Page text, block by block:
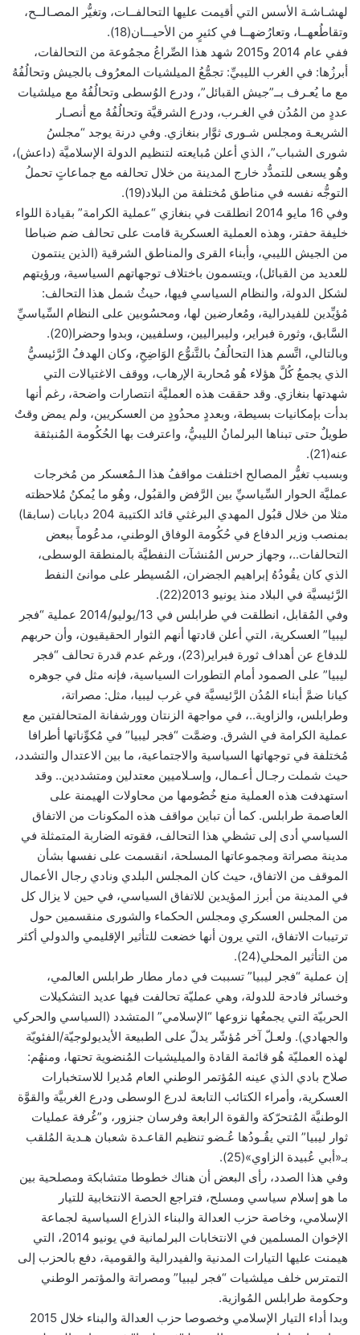
لهشـاشـة الأسس التي أقيمت عليها التحالفــات، وتغيُّر المصـالــح،
وتقاطُعهــا، وتعارُضهــا في كثيرٍ من الأحيـــان(18).
ففي عام 2014 و2015 شهد هذا الصِّراعُ مجمُوعة من التحالفات،
أبرزُها: في الغرب الليبيِّ: تجمُّعُ الميلشيات المعرُوف بالجيش وتحالُفُهُ
مع ما يُعـرف بــ”جيش القبائل”، ودرع الوُسطى وتحالُفُهُ مع ميلشيات
عددٍ من المُدُن في الغـرب، ودرع الشرقيَّة وتحالُفُهُ مع أنصـار
الشريعـة ومجلس شـورى ثوَّار بنغازي. وفي درنة يوجد “مجلسُ
شورى الشباب”، الذي أعلن مُبايعته لتنظيم الدولة الإسلاميَّة (داعش)،
وهُو يسعى للتمدُّد خارج المدينة من خلال تحالفه مع جماعاتٍ تحملُ
التوجُّه نفسه في مناطق مُختلفة من البلاد(19).
وفي 16 مايو 2014 انطلقت في بنغازي “عملية الكرامة” بقيادة اللواء
خليفة حفتر، وهذه العملية العسكرية قامت على تحالف ضم ضباطا
من الجيش الليبي، وأبناء القرى والمناطق الشرقية (الذين ينتمون
للعديد من القبائل)، ويتسمون باختلاف توجهاتهم السياسية، ورؤيتهم
لشكل الدولة، والنظام السياسي فيها، حيثُ شمل هذا التحالف:
مُؤيِّدين للفيدرالية، ومُعارضين لها، ومحسُوبين على النظام السِّياسيِّ
السَّابق، وثورة فبراير، وليبراليين، وسلفيين، وبدوا وحضرا(20).
وبالتالي، اتَّسم هذا التحالُفُ بالتَّنوُّع الوَاضِحِ، وكان الهدفُ الرَّئيسيُّ
الذي يجمعُ كُلَّ هؤلاء هُو مُحاربة الإرهاب، ووقف الاغتيالات التي
شهدتها بنغازي. وقد حققت هذه العمليَّة انتصارات واضحة، رغم أنها
بدأت بإمكانيات بسيطة، وبعددٍ محدُودٍ من العسكريين، ولم يمض وقتٌ
طويلٌ حتى تبناها البرلمانُ الليبيُّ، واعترفت بها الحُكُومة المُنبثقة
عنه(21).
وبسبب تغيُّر المصالح اختلفت مواقفُ هذا الـمُعسكر من مُخرجات
عمليَّة الحوار السِّياسيِّ بين الرَّفض والقبُول، وهُو ما يُمكنُ مُلاحظته
مثلا من خلال قبُول المهدي البرغثي قائد الكتيبة 204 دبابات (سابقا)
بمنصب وزير الدفاع في حُكُومة الوفاق الوطني، مدعُوماً ببعض
التحالفات..، وجهاز حرس المُنشآت النفطيَّة بالمنطقة الوسطى،
الذي كان يقُودُهُ إبراهيم الجضران، المُسيطر على موانئ النفط
الرَّئيسيَّة في البلاد منذ يونيو 2013(22).
وفي المُقابل، انطلقت في طرابلس في 13/يوليو/2014 عملية “فجر
ليبيا” العسكرية، التي أعلن قادتها أنهم الثوار الحقيقيون، وأن حربهم
للدفاع عن أهداف ثورة فبراير(23)، ورغم عدم قدرة تحالف “فجر
ليبيا” على الصمود أمام التطورات السياسية، فإنه مثل في جوهره
كيانا ضمَّ أبناء المُدُن الرَّئيسيَّة في غرب ليبيا، مثل: مصراتة،
وطرابلس، والزاوية..، في مواجهة الزنتان وورشفانة المتحالفتين مع
عملية الكرامة في الشرق. وضمَّت “فجر ليبيا” في مُكوِّناتها أطرافا
مُختلفة في توجهاتها السياسية والاجتماعية، ما بين الاعتدال والتشدد،
حيث شملت رجـال أعـمال، وإسـلاميين معتدلين ومتشددين.. وقد
استهدفت هذه العملية منع خُصُومها من محاولات الهيمنة على
العاصمة طرابلس. كما أن تباين مواقف هذه المكونات من الاتفاق
السياسي أدى إلى تشظي هذا التحالف، فقوته الضاربة المتمثلة في
مدينة مصراتة ومجموعاتها المسلحة، انقسمت على نفسها بشأن
الموقف من الاتفاق، حيث كان المجلس البلدي ونادي رجال الأعمال
في المدينة من أبرز المؤيدين للاتفاق السياسي، في حين لا يزال كل
من المجلس العسكري ومجلس الحكماء والشورى منقسمين حول
ترتيبات الاتفاق، التي يرون أنها خضعت للتأثير الإقليمي والدولي أكثر
من التأثير المحلي(24).
إن عملية “فجر ليبيا” تسببت في دمار مطار طرابلس العالمي،
وخسائر فادحة للدولة، وهي عمليّة تحالفت فيها عديد التشكيلات
الحربيّة التي يجمعُها نزوعها “الإسلامي” المتشدد (السياسي والحركي
والجهادي). ولعـلّ آخر مُؤشّر يدلّ على الطبيعة الأيديولوجيّة/الفئويّة
لهذه العمليّة هُو قائمة القادة والميليشيات المُنضوية تحتها، ومنهُم:
صلاح بادي الذي عينه المُؤتمر الوطني العام مُديرا للاستخبارات
العسكرية، وأمراء الكتائب التابعة لدرع الوسطى ودرع الغربيَّة والقوَّة
الوطنيَّة المُتحرّكة والقوة الرابعة وفرسان جنزور، و”غُرفة عمليات
ثوار ليبيا” التي يقُـودُها عُـضو تنظيم القاعـدة شعبان هـدية المُلقب
بـ«أبي عُبيدة الزاوي»(25).
وفي هذا الصدد، رأى البعض أن هناك خطوطا متشابكة ومصلحية بين
ما هو إسلام سياسي ومسلح، فتراجع الحصة الانتخابية للتيار
الإسلامي، وخاصة حزب العدالة والبناء الذراع السياسية لجماعة
الإخوان المسلمين في الانتخابات البرلمانية في يونيو 2014، التي
هيمنت عليها التيارات المدنية والفيدرالية والقومية، دفع بالحزب إلى
التمترس خلف ميلشيات “فجر ليبيا” ومصراتة والمؤتمر الوطني
وحكومة طرابلس المُوازية.
وبدا أداء التيار الإسلامي وخصوصا حزب العدالة والبناء خلال 2015